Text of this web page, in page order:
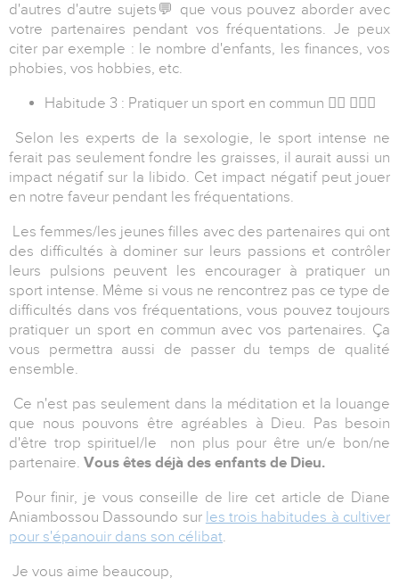
d'autres d'autre sujets 💬 que vous pouvez aborder avec
votre partenaires pendant vos fréquentations. Je peux
citer par exemple : le nombre d'enfants, les finances, vos
phobies, vos hobbies, etc.
Habitude 3 : Pratiquer un sport en commun 🏋️‍♀️ 🏋🏻‍♀️
Selon les experts de la sexologie, le sport intense ne
ferait pas seulement fondre les graisses, il aurait aussi un
impact négatif sur la libido. Cet impact négatif peut jouer
en notre faveur pendant les fréquentations.
Les femmes/les jeunes filles avec des partenaires qui ont
des difficultés à dominer sur leurs passions et contrôler
leurs pulsions peuvent les encourager à pratiquer un
sport intense. Même si vous ne rencontrez pas ce type de
difficultés dans vos fréquentations, vous pouvez toujours
pratiquer un sport en commun avec vos partenaires. Ça
vous permettra aussi de passer du temps de qualité
ensemble.
Ce n'est pas seulement dans la méditation et la louange
que nous pouvons être agréables à Dieu. Pas besoin
d'être trop spirituel/le non plus pour être un/e bon/ne
partenaire. Vous êtes déjà des enfants de Dieu.
Pour finir, je vous conseille de lire cet article de Diane
Aniambossou Dassoundo sur les trois habitudes à cultiver
pour s'épanouir dans son célibat.
Je vous aime beaucoup,